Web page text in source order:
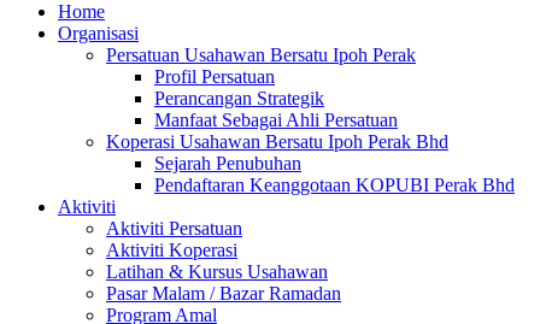
Home
Organisasi
Persatuan Usahawan Bersatu Ipoh Perak
Profil Persatuan
Perancangan Strategik
Manfaat Sebagai Ahli Persatuan
Koperasi Usahawan Bersatu Ipoh Perak Bhd
Sejarah Penubuhan
Pendaftaran Keanggotaan KOPUBI Perak Bhd
Aktiviti
Aktiviti Persatuan
Aktiviti Koperasi
Latihan & Kursus Usahawan
Pasar Malam / Bazar Ramadan
Program Amal